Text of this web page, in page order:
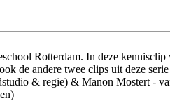
Rotterdam. In deze
de andere twee clips uit deze
& regie) & Manon Mostert -